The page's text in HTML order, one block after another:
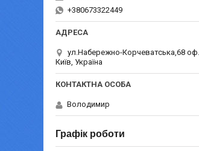
+380673322449
ул.Набережно-Корчеватська,68
Київ, Україна
Володимир
Графік роботи